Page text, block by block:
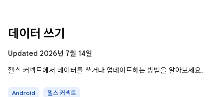
데이터 쓰기
Updated 2026년 7월 14일
헬스 커넥트에서 데이터를 쓰거나 업데이트하는 방법을 알아보세요.
Android 헬스 커넥트